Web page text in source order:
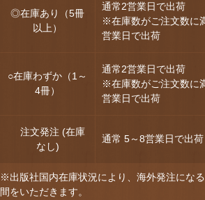
◎在庫あり（5冊
以上）
通常2営業日で出荷
※在庫数がご注文数に
営業日で出荷
○在庫わずか（1～
4冊）
通常2営業日で出荷
※在庫数がご注文数に
営業日で出荷
注文発注 (在庫
なし)
通常 5～8営業日で出荷
※出版社国内在庫状況により、海外発注にな
間をいただきます。